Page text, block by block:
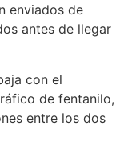
enviados de
antes de llegar
con el
de fentanilo,
entre los dos